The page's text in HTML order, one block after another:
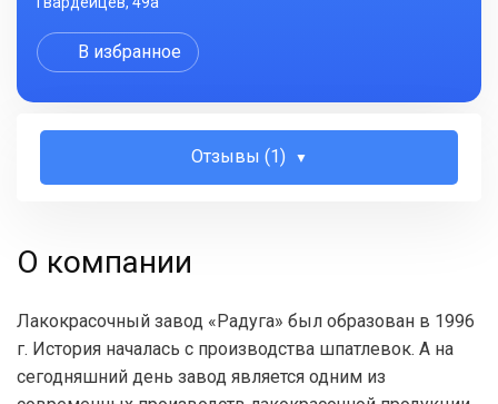
В избранное
Отзывы (1)
О компании
Лакокрасочный завод «Радуга» был образован в 1996
г. История началась с производства шпатлевок. А на
сегодняшний день завод является одним из